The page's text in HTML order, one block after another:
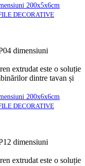
200x5x6cm
DECORATIVE
200x6x6cm
DECORATIVE